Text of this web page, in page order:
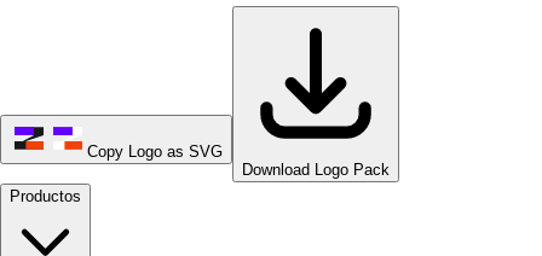
Copy Logo as SVG
Download Logo Pack
Productos